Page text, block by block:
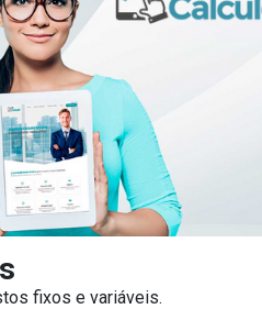
fixos e variáveis.